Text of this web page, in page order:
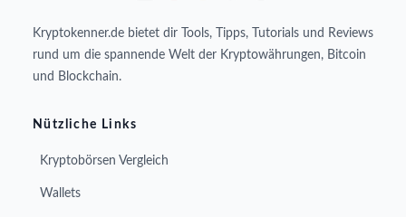
Kryptokenner.de bietet dir Tools, Tipps, Tutorials und Reviews
rund um die spannende Welt der Kryptowährungen, Bitcoin
und Blockchain.
Nützliche Links
Kryptobörsen Vergleich
Wallets